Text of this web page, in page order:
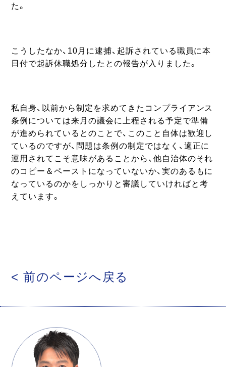
た。
こうしたなか、10月に逮捕、起訴されている職員に本
日付で起訴休職処分したとの報告が入りました。
私自身、以前から制定を求めてきたコンプライアンス
条例については来月の議会に上程される予定で準備
が進められているとのことで、このこと自体は歓迎し
ているのですが、問題は条例の制定ではなく、適正に
運用されてこそ意味があることから、他自治体のそれ
のコピー＆ペーストになっていないか、実のあるもに
なっているのかをしっかりと審議していければと考
えています。
< 前のページへ戻る